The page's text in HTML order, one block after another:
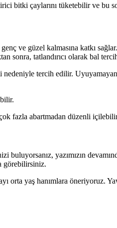
bitki çaylarını tüketebilir ve bu
ve güzel kalmasına katkı
sonra, tatlandırıcı olarak bal
nedeniyle tercih edilir.
fazla abartmadan düzenli
yazımızın
görebilirsiniz.
orta yaş hanımlara öneriyoruz.